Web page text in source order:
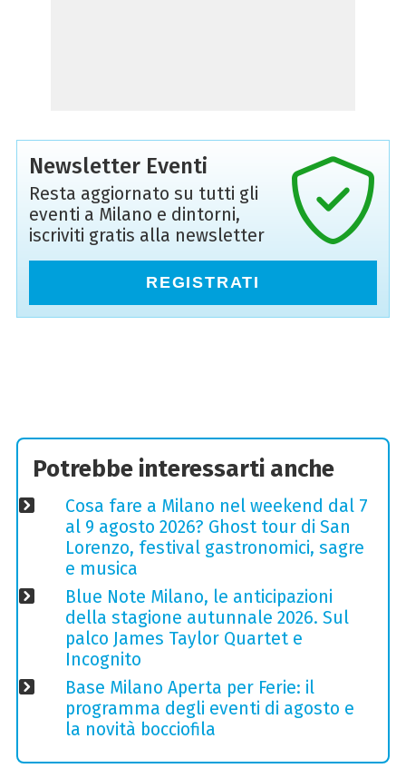
Newsletter Eventi
Resta aggiornato su tutti gli
eventi a Milano e dintorni,
iscriviti gratis alla newsletter
REGISTRATI
Potrebbe interessarti anche
Cosa fare a Milano nel weekend dal 7
al 9 agosto 2026? Ghost tour di San
Lorenzo, festival gastronomici, sagre
e musica
Blue Note Milano, le anticipazioni
della stagione autunnale 2026. Sul
palco James Taylor Quartet e
Incognito
Base Milano Aperta per Ferie: il
programma degli eventi di agosto e
la novità bocciofila